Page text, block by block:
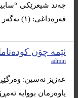
چەند شیعرێکی
قەرەداغی: (۱) ئەگەر ڕۆژێک مردم هەموو ئەو …
ئێمە چۆن
admin
عەزیز نەسین:
یاوەرمان بووایە